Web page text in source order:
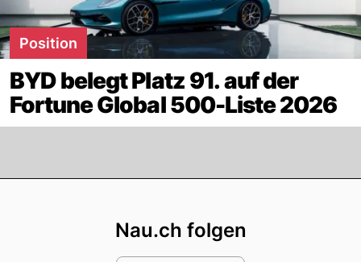
Position
BYD belegt Platz 91. auf der
Fortune Global 500-Liste 2026
Nau.ch folgen